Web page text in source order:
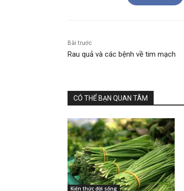
Bài trước
Rau quả và các bệnh về tim mạch
CÓ THỂ BẠN QUAN TÂM
Kiến thức đời sống